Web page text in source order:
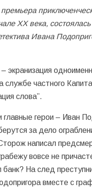
ХХ века,
Ивана
экранизация
службе частного
слова”.
главные герои – Иван
за дело
написал
вовсе не
банк? На след
вместе с